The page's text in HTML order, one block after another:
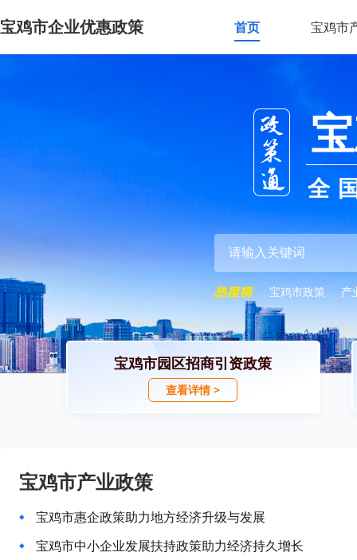
宝鸡市企业优惠政策 首页 宝鸡市
全
宝鸡市政策 产
宝鸡市园区招商引资政策
查看详情 >
宝鸡市产业政策
宝鸡市惠企政策助力地方经济升级与发展
宝鸡市中小企业发展扶持政策助力经济持久增长